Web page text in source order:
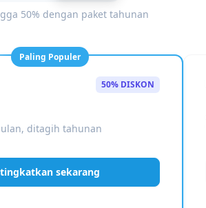
50% dengan paket tahunan
Paling Populer
50% DISKON
ditagih tahunan
tingkatkan sekarang